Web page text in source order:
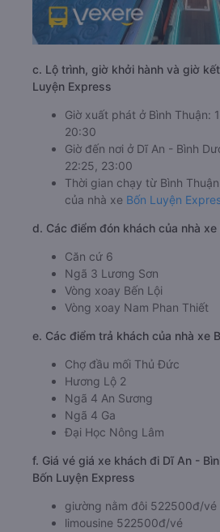
c. Lộ trình, giờ khởi hành và giờ
Luyện Express
Giờ xuất phát ở Bình Thuận:
20:30
Giờ đến nơi ở Dĩ An - Bình
22:25, 23:00
Thời gian chạy từ Bình
của nhà xe Bốn Luyện
d. Các điểm đón khách của nhà
Căn cứ 6
Ngã 3 Lương Sơn
Vòng xoay Bến Lội
Vòng xoay Nam Phan Thiết
e. Các điểm trả khách của nhà xe
Chợ đầu mối Thủ Đức
Hương Lộ 2
Ngã 4 An Sương
Ngã 4 Ga
Đại Học Nông Lâm
f. Giá vé giá xe khách đi Dĩ An -
Bốn Luyện Express
giường nằm đôi 522500đ/vé
limousine 522500đ/vé